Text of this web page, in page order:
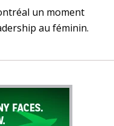
un moment
au féminin.